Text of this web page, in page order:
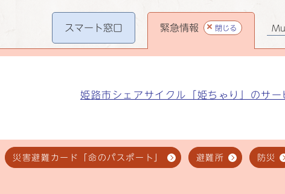
スマート窓口 緊急情報 閉じる
姫路市シェアサイクル「姫ちゃり」のサ
災害避難カード「命のパスポート」 避難所 防災